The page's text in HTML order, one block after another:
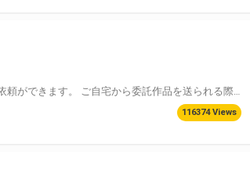
116374 Views